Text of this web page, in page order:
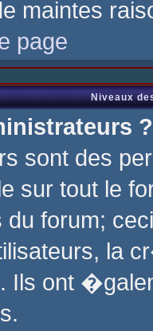
maintes
page
Niveaux
?
sont des
sur tout le
du forum;
la
Ils ont